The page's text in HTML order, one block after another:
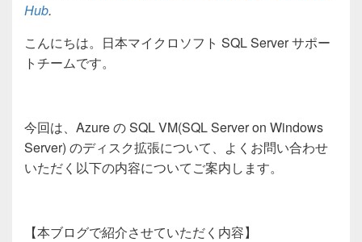
Hub.
こんにちは。日本マイクロソフト SQL Serverサポー
トチームです。
今回は、 AzureのSQL VM(SQL Server on Windows
Server) のディスク拡張について、よくお問い合わせ
いただく以下の内容についてご案内します。
【本ブログで紹介させていただく内容】